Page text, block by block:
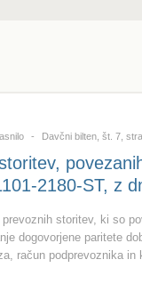
Davčni bilten, št. 7,
2180-ST, z
storitev, ki so
dogovorjene paritete
račun podprevoznika in